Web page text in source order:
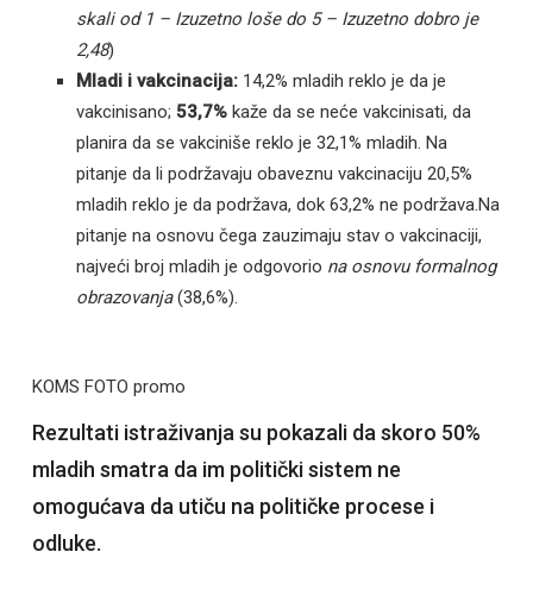
skali od 1 – Izuzetno loše do 5 – Izuzetno dobro je
2,48)
Mladi i vakcinacija: 14,2% mladih reklo je da je
vakcinisano; 53,7% kaže da se neće vakcinisati, da
planira da se vakciniše reklo je 32,1% mladih. Na
pitanje da li podržavaju obaveznu vakcinaciju 20,5%
mladih reklo je da podržava, dok 63,2% ne podržava.Na
pitanje na osnovu čega zauzimaju stav o vakcinaciji,
najveći broj mladih je odgovorio na osnovu formalnog
obrazovanja(38,6%).
KOMS FOTO promo
Rezultati istraživanja su pokazali da skoro 50%
mladih smatra da im politički sistem ne
omogućava da utiču na političke procese i
odluke.